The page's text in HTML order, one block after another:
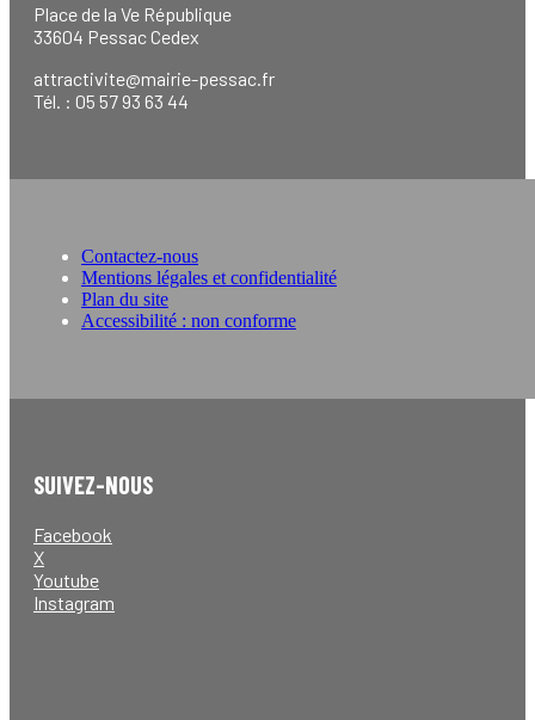
Place de la Ve République
33604 Pessac Cedex
attractivite@mairie-pessac.fr
Tél. : 05 57 93 63 44
Contactez-nous
Mentions légales et confidentialité
Plan du site
Accessibilité : non conforme
SUIVEZ-NOUS
Facebook
X
Youtube
Instagram